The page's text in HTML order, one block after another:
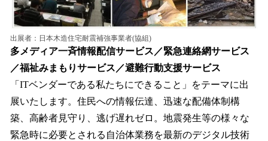
出展者：日本木造住宅耐震補強事業者(協組)
多メディア一斉情報配信サービス／緊急連絡網サービス
／福祉みまもりサービス／避難行動支援サービス
「ITベンダーである私たちにできること」をテーマに出
展いたします。住民への情報伝達、迅速な配備体制構
築、高齢者見守り、逃げ遅れゼロ。地震発生等の様々な
緊急時に必要とされる自治体業務を最新のデジタル技術